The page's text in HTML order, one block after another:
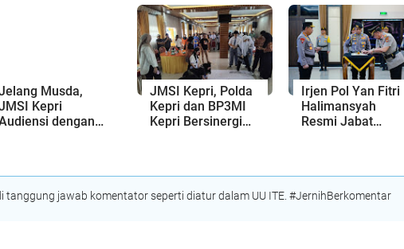
Sekolah Bebas
dari Kriminalitas
Pelajar
Musda,
Kepri
dengan
JMSI Kepri, Polda
Kepri dan BP3MI
Kepri Bersinergi
Irjen Pol Yan Fitri
Halimansyah
Resmi Jabat
tanggung jawab komentator seperti diatur dalam UU ITE. #JernihBerkomentar